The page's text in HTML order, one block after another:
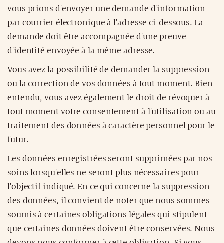
vous prions d'envoyer une demande d'information
par courrier électronique à l'adresse ci-dessous. La
demande doit être accompagnée d'une preuve
d'identité envoyée à la même adresse.
Vous avez la possibilité de demander la suppression
ou la correction de vos données à tout moment. Bien
entendu, vous avez également le droit de révoquer à
tout moment votre consentement à l'utilisation ou au
traitement des données à caractère personnel pour le
futur.
Les données enregistrées seront supprimées par nos
soins lorsqu'elles ne seront plus nécessaires pour
l'objectif indiqué. En ce qui concerne la suppression
des données, il convient de noter que nous sommes
soumis à certaines obligations légales qui stipulent
que certaines données doivent être conservées. Nous